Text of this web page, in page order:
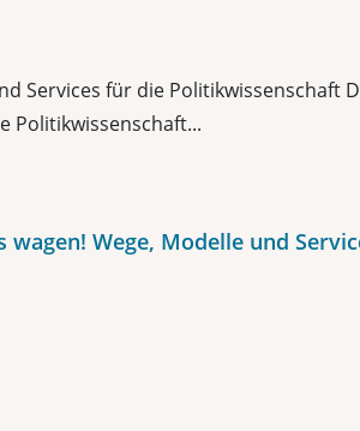
Services für die Politikwissenschaft
Politikwissenschaft...
Wege, Modelle und